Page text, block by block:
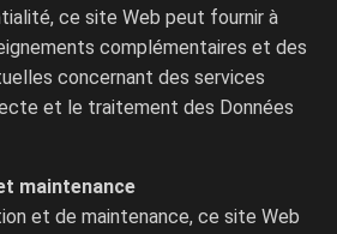
ce site Web peut fournir à
complémentaires et des
concernant des services
et le traitement des Données
maintenance
et de maintenance, ce site Web